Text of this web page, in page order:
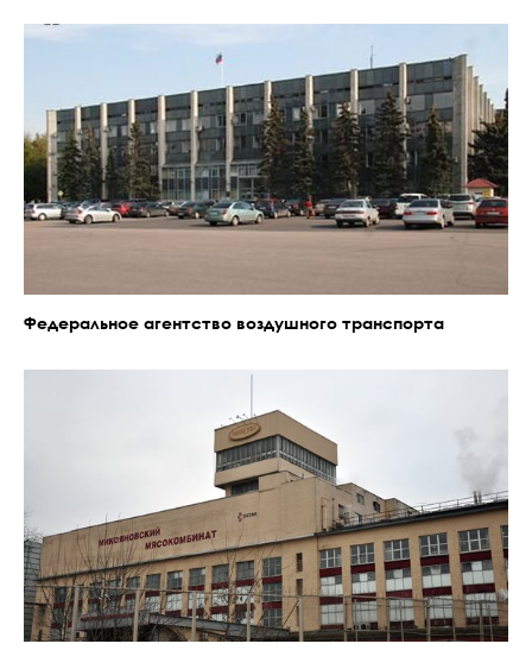
Федеральное агентство воздушного транспорта